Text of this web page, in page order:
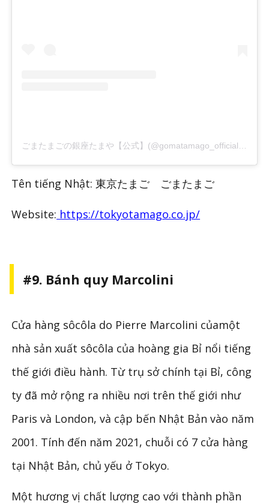
ごまたまごの銀座たまや【公式】(@gomatamago_official)がシェアした投稿
Tên tiếng Nhật: 東京たまご ごまたまご
Website: https://tokyotamago.co.jp/
#9. Bánh quy Marcolini
Cửa hàng sôcôla do Pierre Marcolini củamột
nhà sản xuất sôcôla của hoàng gia Bỉ nổi tiếng
thế giới điều hành. Từ trụ sở chính tại Bỉ, công
ty đã mở rộng ra nhiều nơi trên thế giới như
Paris và London, và cập bến Nhật Bản vào năm
2001. Tính đến năm 2021, chuỗi có 7 cửa hàng
tại Nhật Bản, chủ yếu ở Tokyo.
Một hương vị chất lượng cao với thành phần